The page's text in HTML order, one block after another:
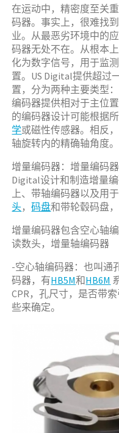
在运动中，精密度至关
码器。事实上，很难找
业。从最恶劣环境中的
码器无处不在。从根本
化为数字信号，用于监
置。US Digital提供超过
置，分为两种主要类型
编码器提供相对于主位
的编码器设计可能根据
学或磁性传感器。相反
轴旋转内的精确轴角度。
增量编码器：增量编码
Digital设计和制造增量
上、带轴编码器以及用
头，码盘和带轮毂码盘
增量编码器包含空心轴
读数头，增量轴编码器
-空心轴编码器：也叫通
码器，有HB5M和HB6M
CPR，孔尺寸，是否带
些来确定。